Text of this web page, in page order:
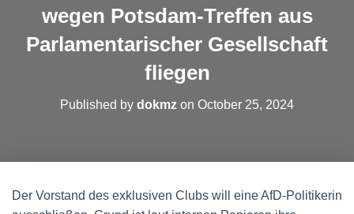
wegen Potsdam-Treffen aus
Parlamentarischer Gesellschaft
fliegen
Published by dokmz on October 25, 2024
Der Vorstand des exklusiven Clubs will eine AfD-Politikerin